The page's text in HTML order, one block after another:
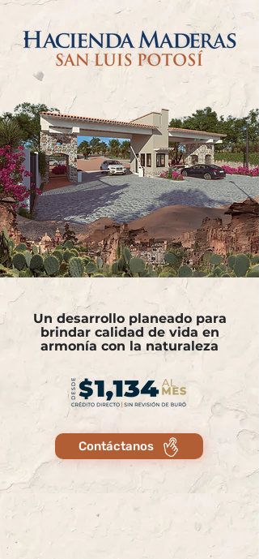
Un desarrollo planeado para
brindar calidad de vida en
armonía con la naturaleza
Contáctanos